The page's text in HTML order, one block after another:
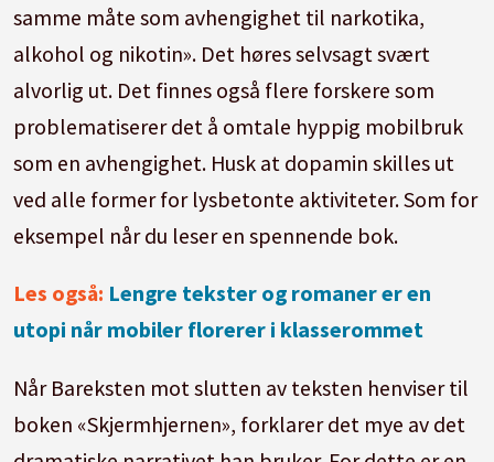
samme måte som avhengighet til narkotika,
alkohol og nikotin». Det høres selvsagt svært
alvorlig ut. Det finnes også flere forskere som
problematiserer det å omtale hyppig mobilbruk
som en avhengighet. Husk at dopamin skilles ut
ved alle former for lysbetonte aktiviteter. Som for
eksempel når du leser en spennende bok.
Les også: Lengre tekster og romaner er en
utopi når mobiler florerer i klasserommet
Når Bareksten mot slutten av teksten henviser til
boken «Skjermhjernen», forklarer det mye av det